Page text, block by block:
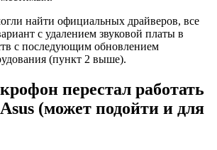
найти официальных драйверов, все
с удалением звуковой платы в
с последующим обновлением
(пункт 2 выше).
перестал работать
(может подойти и для